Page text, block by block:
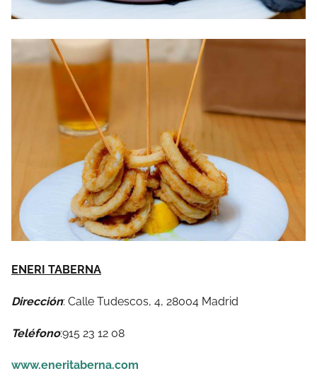
ENERI TABERNA
Dirección: Calle Tudescos, 4, 28004 Madrid
Teléfono:915 23 12 08
www.eneritaberna.com